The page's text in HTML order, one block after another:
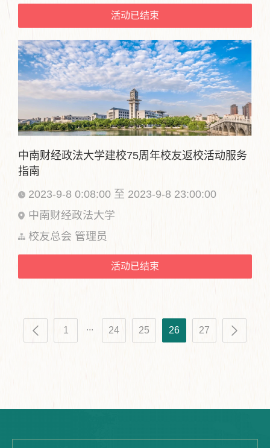
活动已结束
中南财经政法大学建校75周年校友返校活动服务
指南
2023-9-8 0:08:00 至 2023-9-8 23:00:00
中南财经政法大学
校友总会 管理员
活动已结束
1 ... 24 25 26 27